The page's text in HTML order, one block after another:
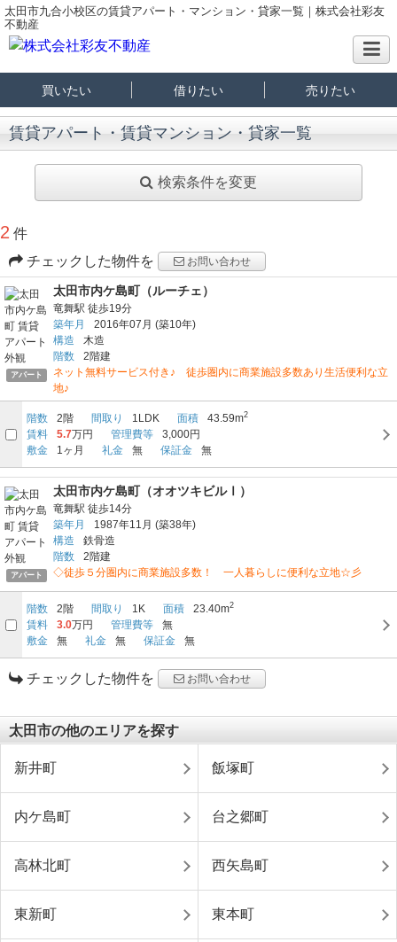
太田市九合小校区の賃貸アパート・マンション・貸家一覧｜株式会社彩友
不動産
買いたい 借りたい 売りたい
賃貸アパート・賃貸マンション・貸家一覧
検索条件を変更
2 件
チェックした物件を
お問い合わせ
アパート
太田市内ケ島町（ルーチェ）
竜舞駅 徒歩19分
築年月
2016年07月 (築10年)
構造
木造
階数
2階建
ネット無料サービス付き♪ 徒歩圏内に商業施設多数あり生活便利な立
地♪
階数 2階 間取り 1LDK 面積 43.59m2
賃料 5.7万円 管理費等
3,000円
敷金
1ヶ月 礼金 無 保証金 無
アパート
太田市内ケ島町（オオツキビルⅠ）
竜舞駅 徒歩14分
築年月
1987年11月 (築38年)
構造
鉄骨造
階数
2階建
◇徒歩５分圏内に商業施設多数！ 一人暮らしに便利な立地☆彡
階数 2階 間取り 1K 面積 23.40m2
賃料 3.0万円 管理費等
無
敷金
無 礼金 無 保証金 無
チェックした物件を お問い合わせ
太田市の他のエリアを探す
新井町 飯塚町
内ケ島町 台之郷町
高林北町 西矢島町
東新町 東本町